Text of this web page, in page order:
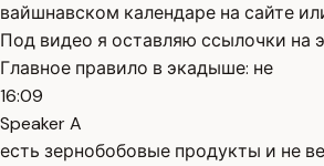
вайшнавском календаре на сайте
Под видео я оставляю ссылочки на
Главное правило в экадыше: не
16:09
Speaker A
есть зернобобовые продукты и не